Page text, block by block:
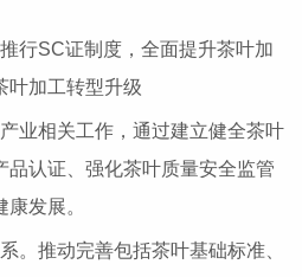
行SC证制度，全面提升茶叶加
叶加工转型升级
业相关工作，通过建立健全茶叶
品认证、强化茶叶质量安全监管
发展。
。推动完善包括茶叶基础标准、